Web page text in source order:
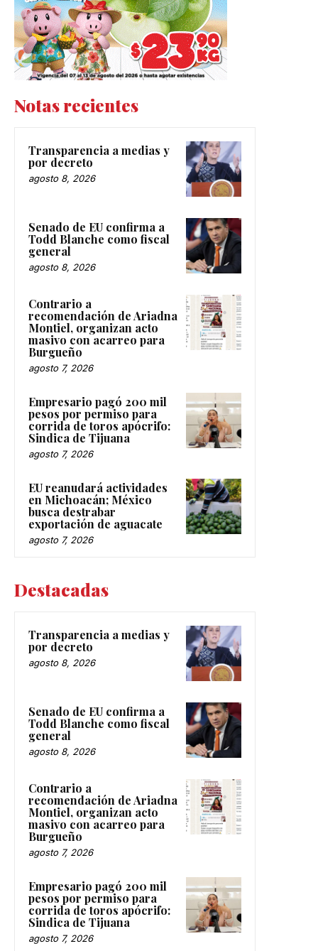
Notas recientes
Transparencia a medias y
por decreto
agosto 8, 2026
Senado de EU confirma a
Todd Blanche como fiscal
general
agosto 8, 2026
Contrario a
recomendación de Ariadna
Montiel, organizan acto
masivo con acarreo para
Burgueño
agosto 7, 2026
Empresario pagó 200 mil
pesos por permiso para
corrida de toros apócrifo:
Sindica de Tijuana
agosto 7, 2026
EU reanudará actividades
en Michoacán; México
busca destrabar
exportación de aguacate
agosto 7, 2026
Destacadas
Transparencia a medias y
por decreto
agosto 8, 2026
Senado de EU confirma a
Todd Blanche como fiscal
general
agosto 8, 2026
Contrario a
recomendación de Ariadna
Montiel, organizan acto
masivo con acarreo para
Burgueño
agosto 7, 2026
Empresario pagó 200 mil
pesos por permiso para
corrida de toros apócrifo:
Sindica de Tijuana
agosto 7, 2026